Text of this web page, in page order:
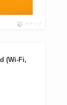
ポチップ
(Wi-Fi,